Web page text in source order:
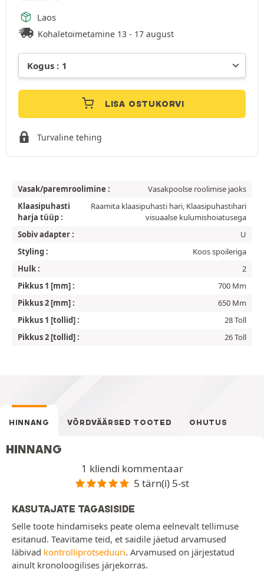
Laos
Kohaletoimetamine 13 - 17 august
LISA OSTUKORVI
Turvaline tehing
Vasak/paremroolimine :
Vasakpoolse roolimise jaoks
Klaasipuhasti
harja tüüp :
Raamita klaasipuhasti hari, Klaasipuhastihari
visuaalse kulumishoiatusega
Sobiv adapter :
U
Styling :
Koos spoileriga
Hulk :
2
Pikkus 1 [mm] :
700 Mm
Pikkus 2 [mm] :
650 Mm
Pikkus 1 [tollid] :
28 Toll
Pikkus 2 [tollid] :
26 Toll
HINNANG VÕRDVÄÄRSED TOOTED OHUTUS
HINNANG
1 kliendi kommentaar
5 tärn(i) 5-st
KASUTAJATE TAGASISIDE
Selle toote hindamiseks peate olema eelnevalt tellimuse
esitanud. Teavitame teid, et saidile jäetud arvamused
läbivad kontrolliprotseduuri. Arvamused on järjestatud
ainult kronoloogilises järjekorras.